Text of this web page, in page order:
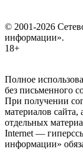
© 2001-2026
информации».
18+
Полное
без письменного
При получении
материалов
отдельных
Internet —
информации»